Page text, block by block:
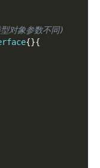
对象参数不同)
{}{